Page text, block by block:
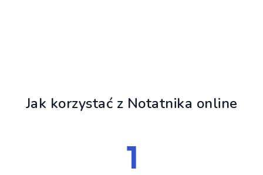
Jak korzystać z Notatnika online